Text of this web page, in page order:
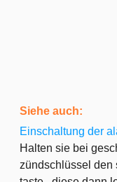
Siehe auch:
Einschaltung der
Halten sie bei
zündschlüssel den